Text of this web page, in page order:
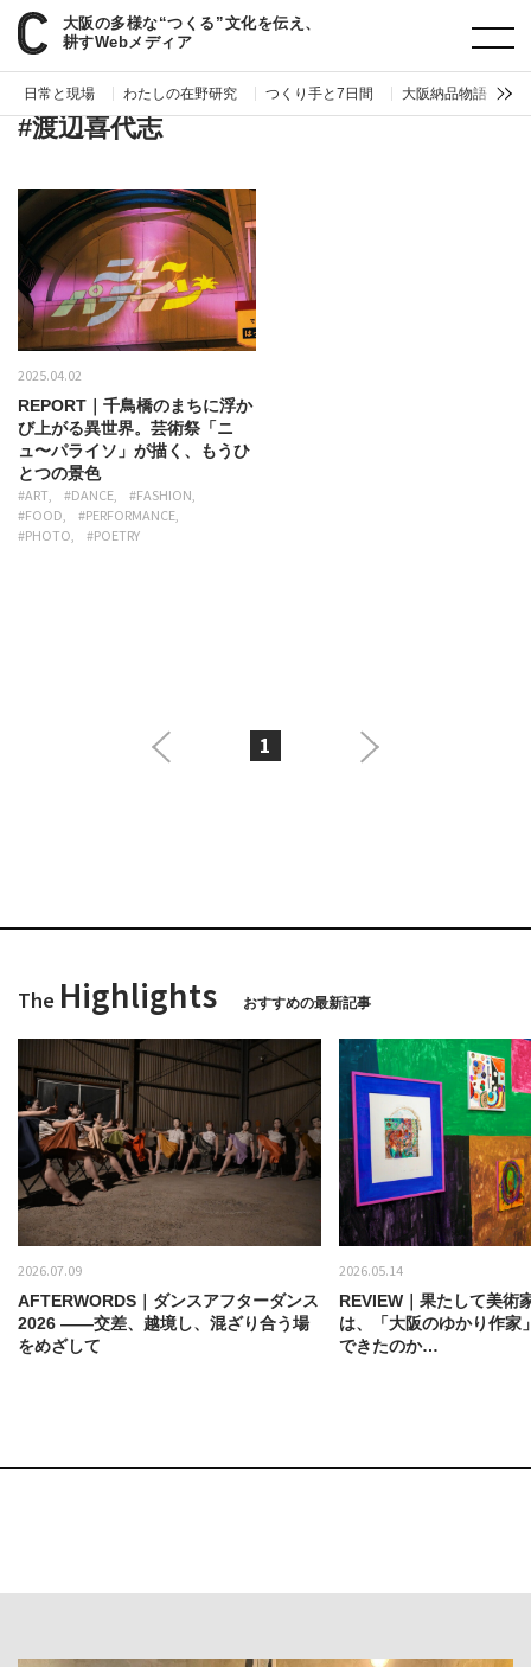
大阪の多様な“つくる”文化を伝え、
耕すWebメディア
日常と現場 わたしの在野研究 つくり手と7日間 大阪納品物語
paperC タグ 渡辺喜代志
#渡辺喜代志
2025.04.02
REPORT｜千鳥橋のまちに浮か
び上がる異世界。芸術祭「ニ
ュ〜パライソ」が描く、もうひ
とつの景色
#ART #DANCE
#FASHION
#FOOD
#PERFORMANCE
#PHOTO
#POETRY
1
The Highlights おすすめの最新記事
2026.07.09
AFTERWORDS｜ダンスアフターダンス
2026 ——交差、越境し、混ざり合う場
をめざして
2026.05.14
REVIEW｜果たして美術
は、「大阪のゆかり作家
できたのか…